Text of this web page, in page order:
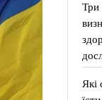
Три
Які